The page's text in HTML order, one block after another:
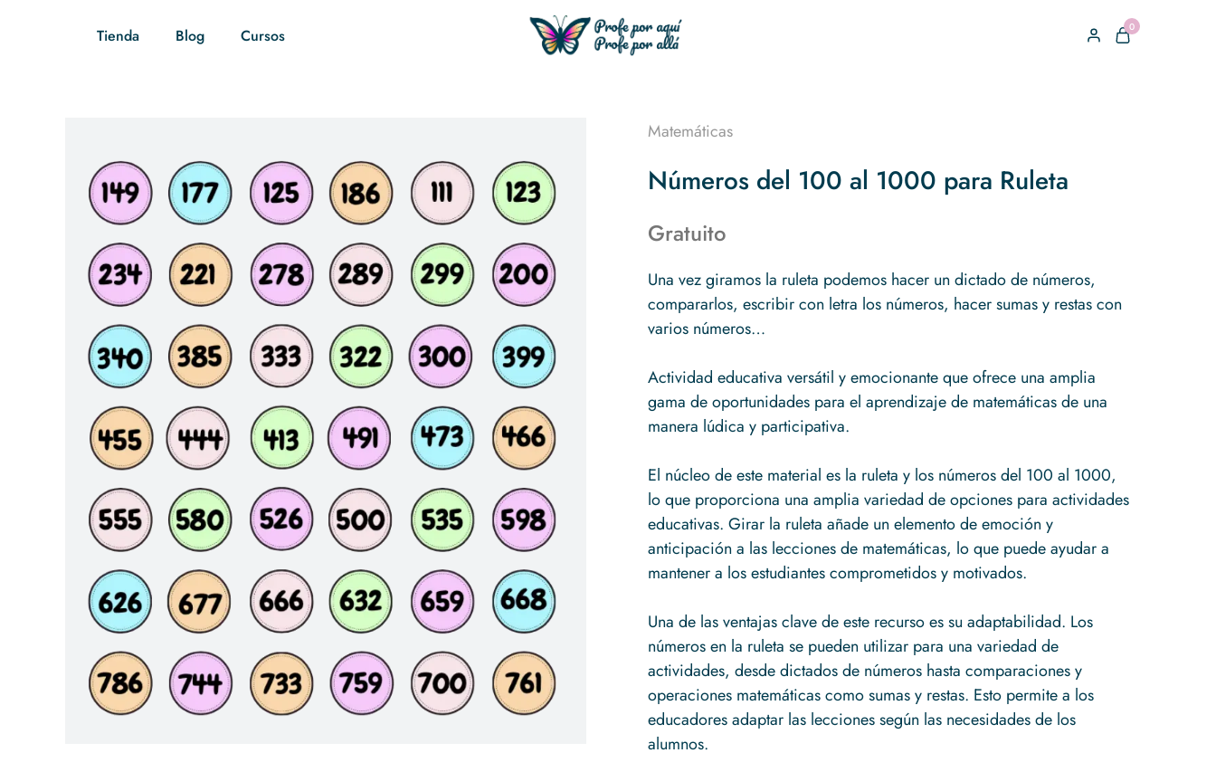
Tienda Blog Cursos 0
Matemáticas
Números del 100 al 1000 para Ruleta
Gratuito
Una vez giramos la ruleta podemos hacer un dictado de números,
compararlos, escribir con letra los números, hacer sumas y restas con
varios números…
Actividad educativa versátil y emocionante que ofrece una amplia
gama de oportunidades para el aprendizaje de matemáticas de una
manera lúdica y participativa.
El núcleo de este material es la ruleta y los números del 100 al 1000,
lo que proporciona una amplia variedad de opciones para actividades
educativas. Girar la ruleta añade un elemento de emoción y
anticipación a las lecciones de matemáticas, lo que puede ayudar a
mantener a los estudiantes comprometidos y motivados.
Una de las ventajas clave de este recurso es su adaptabilidad. Los
números en la ruleta se pueden utilizar para una variedad de
actividades, desde dictados de números hasta comparaciones y
operaciones matemáticas como sumas y restas. Esto permite a los
educadores adaptar las lecciones según las necesidades de los
alumnos.